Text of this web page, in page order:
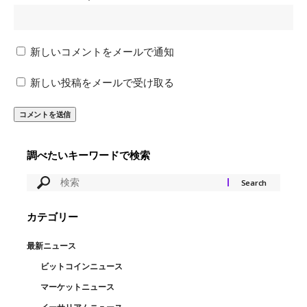
新しいコメントをメールで通知
新しい投稿をメールで受け取る
調べたいキーワードで検索
カテゴリー
最新ニュース
ビットコインニュース
マーケットニュース